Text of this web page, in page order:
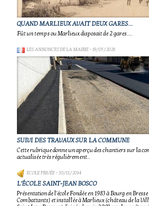
QUAND MARLIEUX AVAIT DEUX GARES...
Fût un temps ou Marlieux disposait de 2 gares....
LES ANNONCES DE LA MAIRIE- 19/05/2026
SUIVI DES TRAVAUX SUR LA COMMUNE
Cette rubrique donne un aperçu des chantiers sur la
actualisée très régulièrement..
ECOLE PRIVÉE- 30/11/2014
L'ÉCOLE SAINT-JEAN BOSCO
Présentation de l'école Fondée en 1983 à Bourg en
Combattants) et installée à Marlieux (château de la